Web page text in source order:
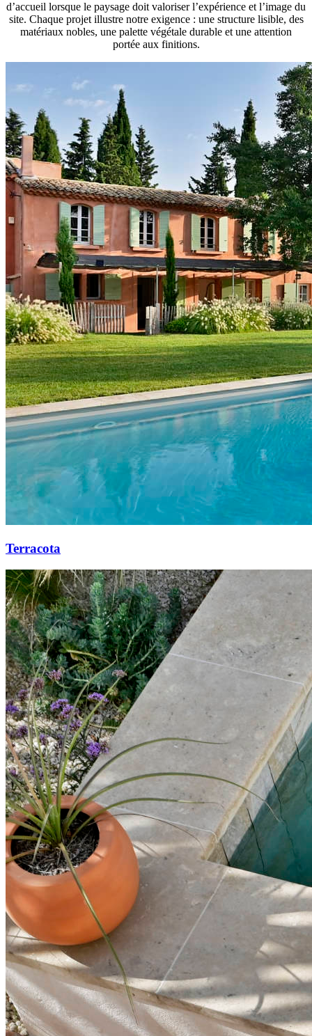
d’accueil lorsque le paysage doit valoriser l’expérience et l’image du
site. Chaque projet illustre notre exigence : une structure lisible, des
matériaux nobles, une palette végétale durable et une attention
portée aux finitions.
Terracota